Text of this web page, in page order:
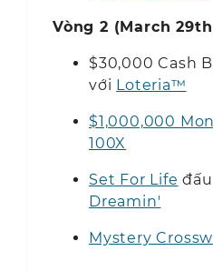
Vòng 2 (March
$30,000 Cash
với Loteria™
$1,000,000
100X
Set For Life
Dreamin'
Mystery